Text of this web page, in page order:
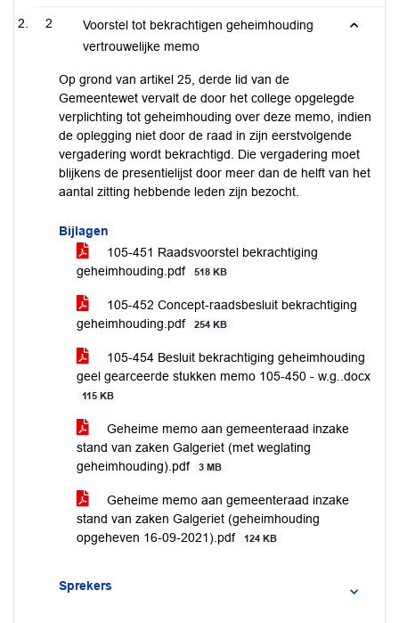
2
Voorstel tot bekrachtigen geheimhouding
vertrouwelijke memo
Op grond van artikel 25, derde lid van de
Gemeentewet vervalt de door het college opgelegde
verplichting tot geheimhouding over deze memo, indien
de oplegging niet door de raad in zijn eerstvolgende
vergadering wordt bekrachtigd. Die vergadering moet
blijkens de presentielijst door meer dan de helft van het
aantal zitting hebbende leden zijn bezocht.
Bijlagen
105-451 Raadsvoorstel bekrachtiging
geheimhouding.pdf
518 KB
105-452 Concept-raadsbesluit bekrachtiging
geheimhouding.pdf
254 KB
105-454 Besluit bekrachtiging geheimhouding
geel gearceerde stukken memo 105-450 - w.g..docx
115 KB
Geheime memo aan gemeenteraad inzake
stand van zaken Galgeriet (met weglating
geheimhouding).pdf
3 MB
Geheime memo aan gemeenteraad inzake
stand van zaken Galgeriet (geheimhouding
opgeheven 16-09-2021).pdf
124 KB
Sprekers